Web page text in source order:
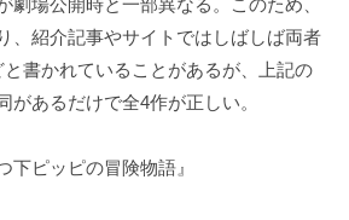
、紹介記事やサイトではしばしば両者
書かれていることがあるが、上記の
があるだけで全4作が正しい。
ピッピの冒険物語』